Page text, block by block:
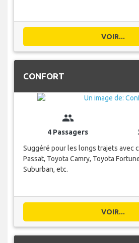
VOIR...
CONFORT
group
4 Passagers
Suggéré pour les longs trajets avec
Passat, Toyota Camry, Toyota
Suburban, etc.
VOIR...